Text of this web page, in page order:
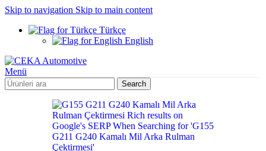
Skip to navigation Skip to main content
Türkçe
English
Menü
Search